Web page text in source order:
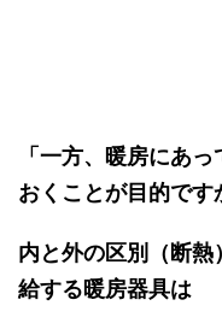
「一方、暖房にあ
おくことが目的です
内と外の区別（断
給する暖房器具は